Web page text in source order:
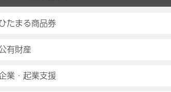
たまる商品券
有財産
業・起業支援